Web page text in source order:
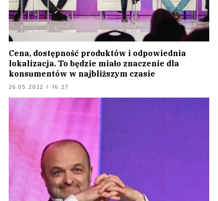
Cena, dostępność produktów i odpowiednia
lokalizacja. To będzie miało znaczenie dla
konsumentów w najbliższym czasie
26.05.2022 / 16:27